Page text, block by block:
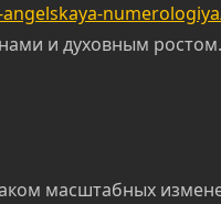
и духовным ростом.
масштабных